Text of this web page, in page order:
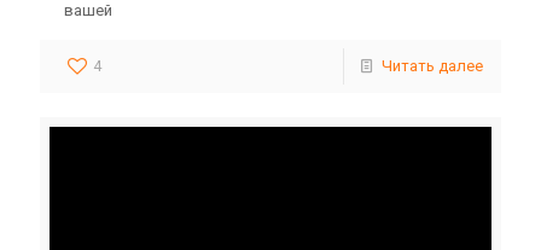
вашей
4 Читать далее